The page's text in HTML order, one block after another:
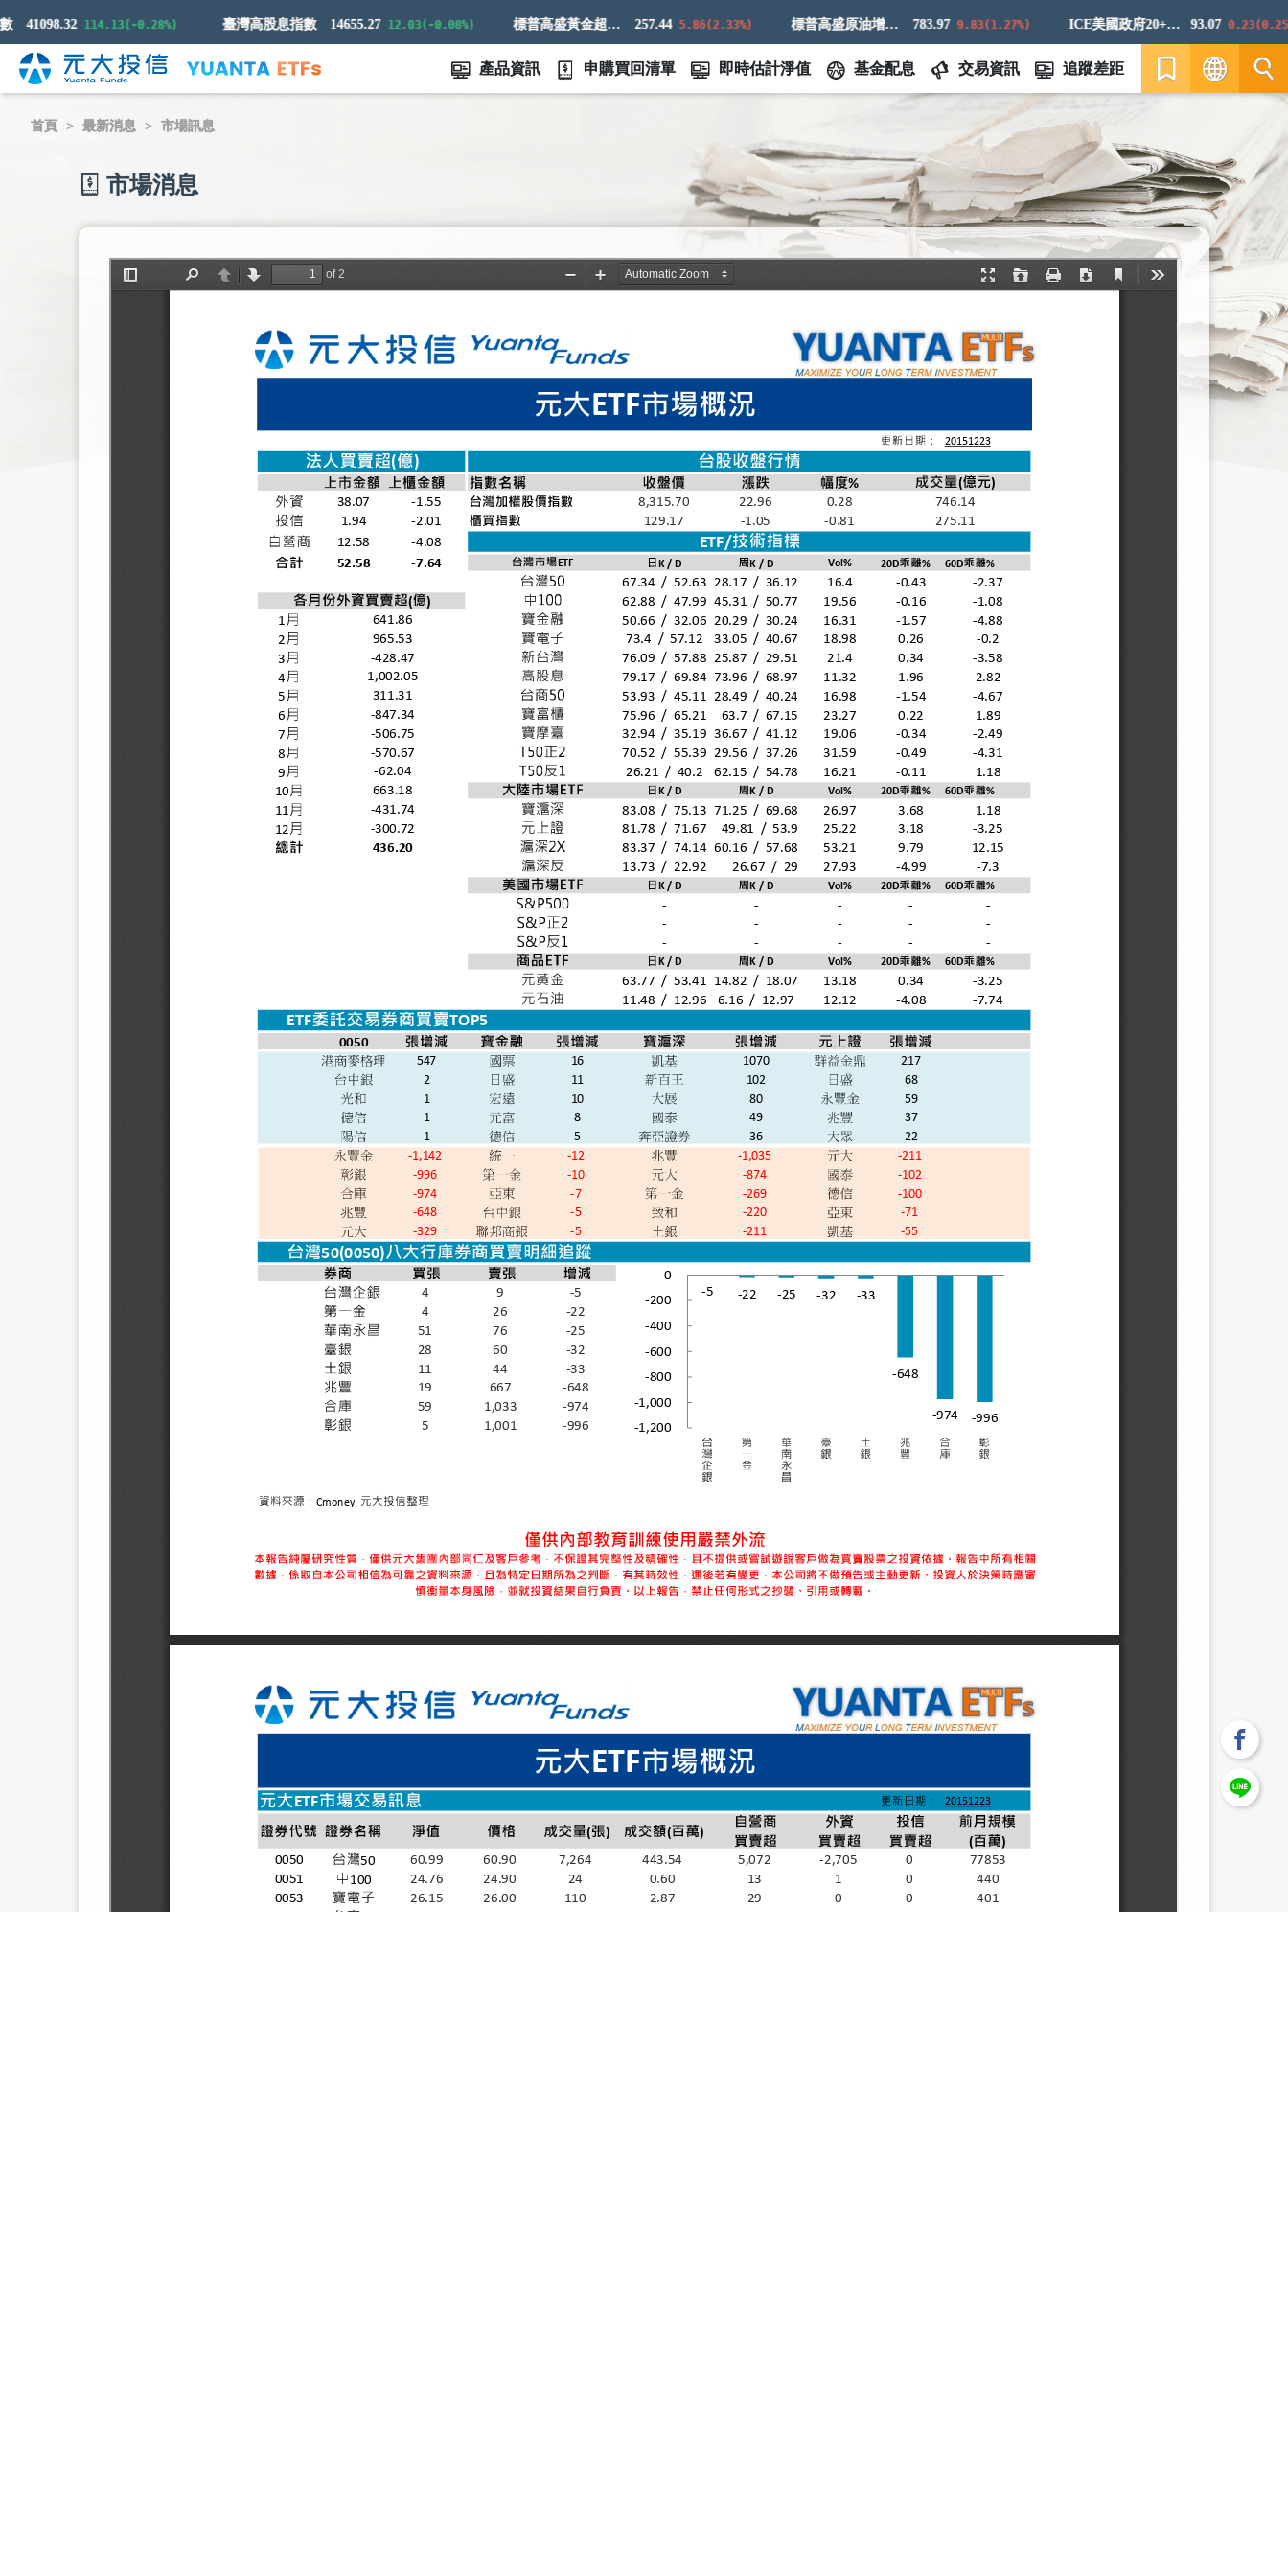
41098.32 114.13(-0.28%) 臺灣高股息指數 14655.27 12.03(-0.08%) 標普高盛黃金超額回報指數 257.44 5.86(2.33%) 標普高盛原油增強超額回報指數 783.97 9.83(1.27%) ICE美國政府20+年期債券指數 93.07 0.23(0.25%)
產品資訊 申購買回清單 即時估計淨值 基金配息 交易資訊 追蹤差距
EN
首頁 最新消息 市場訊息
市場消息